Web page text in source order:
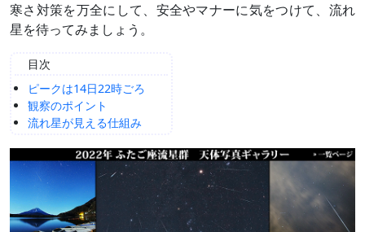
寒さ対策を万全にして、安全やマナーに気をつけて、流れ
星を待ってみましょう。
目次
ピークは14日22時ごろ
観察のポイント
流れ星が見える仕組み